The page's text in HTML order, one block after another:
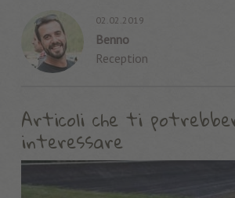
02.02.2019
Benno
Reception
Articoli che ti
interessare